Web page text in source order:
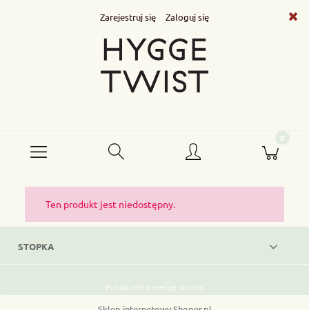
Zarejestruj się Zaloguj się
Ten produkt jest niedostępny.
STOPKA
Pokaż pełną wersję strony